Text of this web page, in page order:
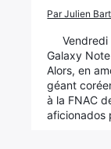
Par Julien
Galaxy
Alors, en
géant
à la FNAC
aficionados